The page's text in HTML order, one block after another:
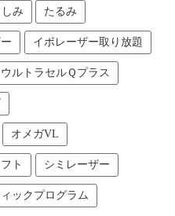
しみ たるみ
イボレーザー取り放題
ウルトラセルＱプラス
オメガVL
ト シミレーザー
ックプログラム